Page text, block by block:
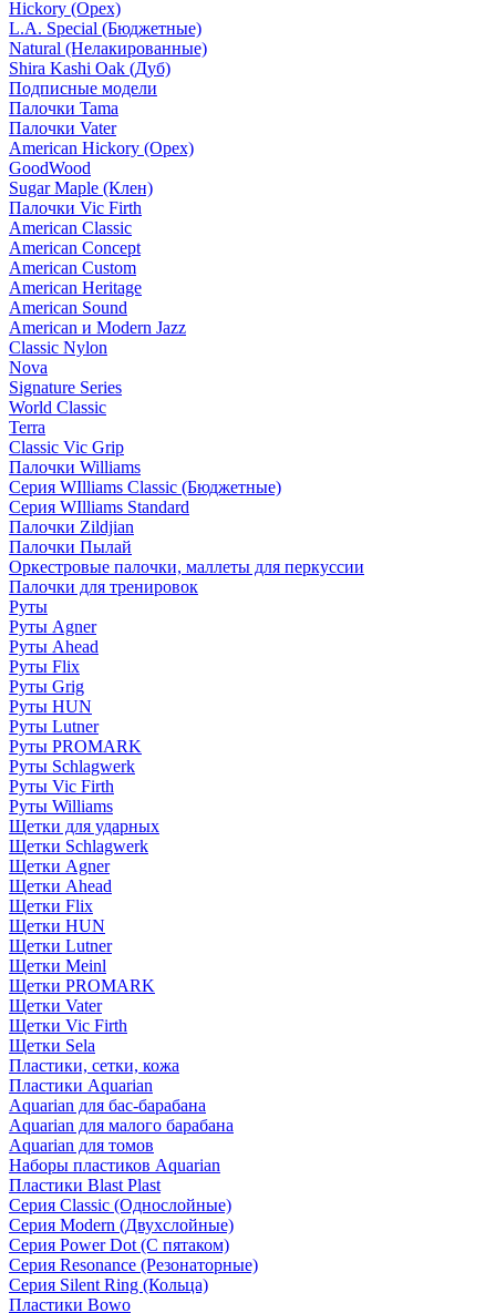
Hickory (Орех)
L.A. Special (Бюджетные)
Natural (Нелакированные)
Shira Kashi Oak (Дуб)
Подписные модели
Палочки Tama
Палочки Vater
American Hickory (Орех)
GoodWood
Sugar Maple (Клен)
Палочки Vic Firth
American Classic
American Concept
American Custom
American Heritage
American Sound
American и Modern Jazz
Classic Nylon
Nova
Signature Series
World Classic
Terra
Classic Vic Grip
Палочки Williams
Серия WIlliams Classic (Бюджетные)
Серия WIlliams Standard
Палочки Zildjian
Палочки Пылай
Оркестровые палочки, маллеты для перкуссии
Палочки для тренировок
Руты
Руты Agner
Руты Ahead
Руты Flix
Руты Grig
Руты HUN
Руты Lutner
Руты PROMARK
Руты Schlagwerk
Руты Vic Firth
Руты Williams
Щетки для ударных
Щетки Schlagwerk
Щетки Agner
Щетки Ahead
Щетки Flix
Щетки HUN
Щетки Lutner
Щетки Meinl
Щетки PROMARK
Щетки Vater
Щетки Vic Firth
Щетки Sela
Пластики, сетки, кожа
Пластики Aquarian
Aquarian для бас-барабана
Aquarian для малого барабана
Aquarian для томов
Наборы пластиков Aquarian
Пластики Blast Plast
Серия Classic (Однослойные)
Серия Modern (Двухслойные)
Серия Power Dot (С пятаком)
Серия Resonance (Резонаторные)
Серия Silent Ring (Кольца)
Пластики Bowo